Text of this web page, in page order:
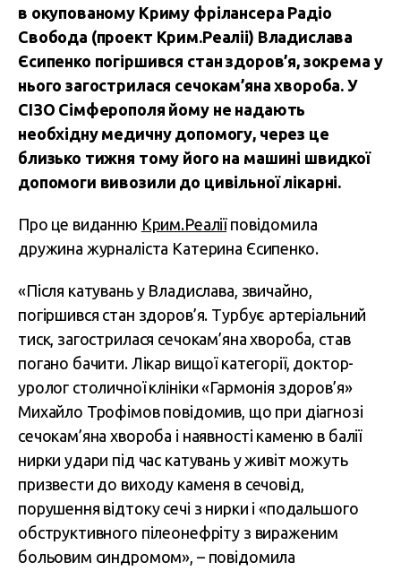
в окупованому Криму фрілансера Радіо
Свобода (проект Крим.Реаліі) Владислава
Єсипенко погіршився стан здоров’я, зокрема у
нього загострилася сечокам’яна хвороба. У
СІЗО Сімферополя йому не надають
необхідну медичну допомогу, через це
близько тижня тому його на машині швидкої
допомоги вивозили до цивільної лікарні.
Про це виданню Крим.Реаліїповідомила
дружина журналіста Катерина Єсипенко.
«Після катувань у Владислава, звичайно,
погіршився стан здоров’я. Турбує артеріальний
тиск, загострилася сечокам’яна хвороба, став
погано бачити. Лікар вищої категорії, доктор-
уролог столичної клініки «Гармонія здоров’я»
Михайло Трофімов повідомив, що при діагнозі
сечокам’яна хвороба і наявності каменю в балії
нирки удари під час катувань у живіт можуть
призвести до виходу каменя в сечовід,
порушення відтоку сечі з нирки і «подальшого
обструктивного пілеонефріту з вираженим
больовим синдромом», – повідомила